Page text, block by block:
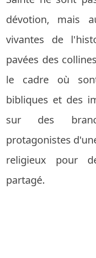
dévotion, mais
vivantes de
pavées des
le cadre où
bibliques et des
sur des
protagonistes
religieux pour
partagé.